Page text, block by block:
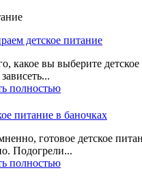
детское питание
какое вы выберите
полностью
питание в баночках
готовое детское
Подогрели...
полностью